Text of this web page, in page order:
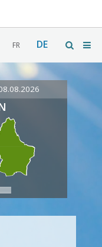
FR DE